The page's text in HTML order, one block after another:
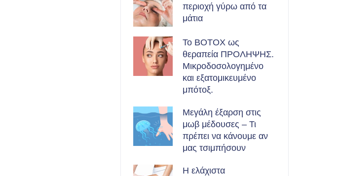
περιοχή γύρω από τα
μάτια
Το BOTOX ως
θεραπεία ΠΡΟΛΗΨΗΣ.
Μικροδοσολογημένο
και εξατομικευμένο
μπότοξ.
Μεγάλη έξαρση στις
μωβ μέδουσες – Τι
πρέπει να κάνουμε αν
μας τσιμπήσουν
Η ελάχιστα